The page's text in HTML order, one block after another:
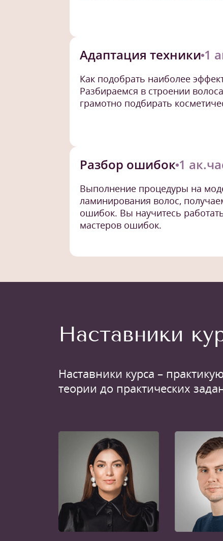
Адаптация техники 1
Как подобрать наиболее
Разбираемся в строении
грамотно подбирать
Разбор ошибок 1
Выполнение процедуры на
ламинирования волос,
ошибок. Вы научитесь
мастеров ошибок.
Наставники
Наставники курса –
теории до практических